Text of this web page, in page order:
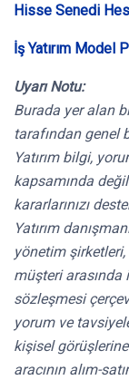
Hisse Senedi
İş Yatırım Model
Uyarı Notu:
Burada yer alan
tarafından genel
Yatırım bilgi,
kapsamında
kararlarınızı
Yatırım
yönetim
müşteri arasında
sözleşmesi
yorum ve
kişisel
aracının alım-